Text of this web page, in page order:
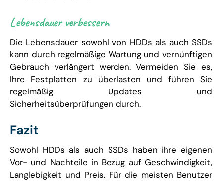
Lebensdauer verbessern
Die Lebensdauer sowohl von HDDs als auch SSDs
kann durch regelmäßige Wartung und vernünftigen
Gebrauch verlängert werden. Vermeiden Sie es,
Ihre Festplatten zu überlasten und führen Sie
regelmäßig Updates und
Sicherheitsüberprüfungen durch.
Fazit
Sowohl HDDs als auch SSDs haben ihre eigenen
Vor- und Nachteile in Bezug auf Geschwindigkeit,
Langlebigkeit und Preis. Für die meisten Benutzer